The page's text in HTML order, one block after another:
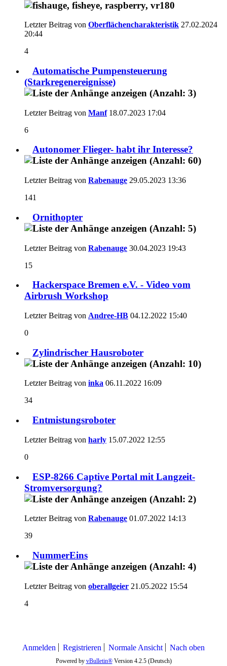
Letzter Beitrag von Oberflächencharakteristik 27.02.2024
20:44
4
Automatische Pumpensteuerung
(Starkregenereignisse)
Letzter Beitrag von Manf18.07.2023 17:04
6
Autonomer Flieger- habt ihr Interesse?
Letzter Beitrag von Rabenauge 29.05.2023 13:36
141
Ornithopter
Letzter Beitrag von Rabenauge 30.04.2023 19:43
15
Hackerspace Bremen e.V. - Video vom
Airbrush Workshop
Letzter Beitrag von Andree-HB 04.12.2022 15:40
0
Zylindrischer Hausroboter
Letzter Beitrag von inka 06.11.2022 16:09
34
Entmistungsroboter
Letzter Beitrag von harly 15.07.2022 12:55
0
ESP-8266 Captive Portal mit Langzeit-
Stromversorgung?
Letzter Beitrag von Rabenauge 01.07.2022 14:13
39
NummerEins
Letzter Beitrag von oberallgeier 21.05.2022 15:54
4
Anmelden Registrieren Normale Ansicht Nach oben
Powered by vBulletin®Version 4.2.5 (Deutsch)